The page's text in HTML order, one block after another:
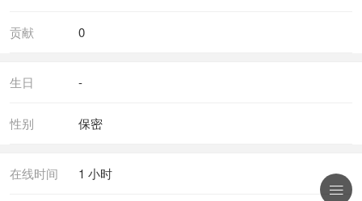
贡献 0
生日 -
性别 保密
在线时间 1 小时
